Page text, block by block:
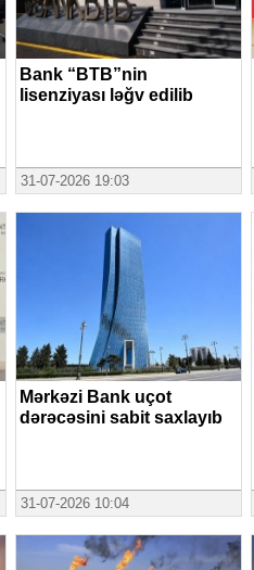
Bank “BTB”nin
lisenziyası ləğv edilib
31-07-2026 19:03
Mərkəzi Bank uçot
dərəcəsini sabit saxlayıb
31-07-2026 10:04